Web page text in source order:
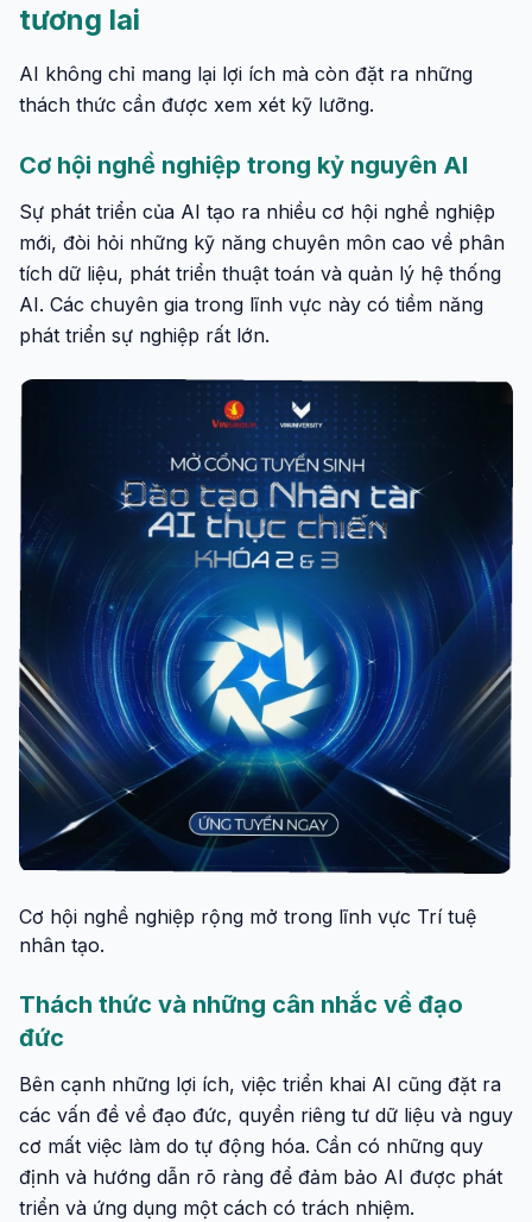
tương lai
AI không chỉ mang lại lợi ích mà còn đặt ra những
thách thức cần được xem xét kỹ lưỡng.
Cơ hội nghề nghiệp trong kỷ nguyên AI
Sự phát triển của AI tạo ra nhiều cơ hội nghề nghiệp
mới, đòi hỏi những kỹ năng chuyên môn cao về phân
tích dữ liệu, phát triển thuật toán và quản lý hệ thống
AI. Các chuyên gia trong lĩnh vực này có tiềm năng
phát triển sự nghiệp rất lớn.
Cơ hội nghề nghiệp rộng mở trong lĩnh vực Trí tuệ
nhân tạo.
Thách thức và những cân nhắc về đạo
đức
Bên cạnh những lợi ích, việc triển khai AI cũng đặt ra
các vấn đề về đạo đức, quyền riêng tư dữ liệu và nguy
cơ mất việc làm do tự động hóa. Cần có những quy
định và hướng dẫn rõ ràng để đảm bảo AI được phát
triển và ứng dụng một cách có trách nhiệm.